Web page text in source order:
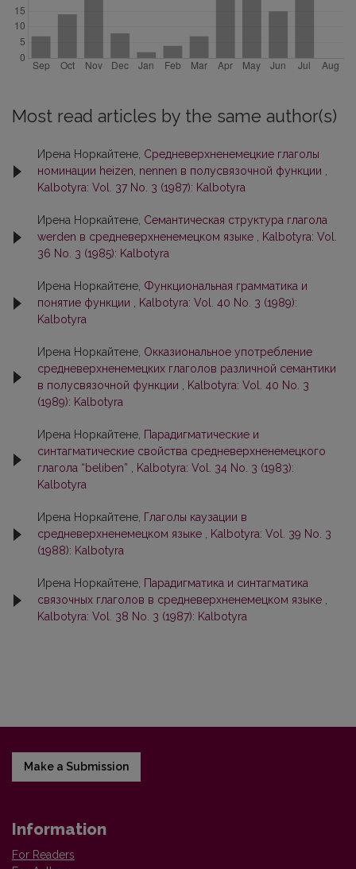
Most read articles by the same author(s)
Ирена Норкайтене, Срeднeверхненемецкие глаголы
номинации heizen, nennen в полусвязочной функции
Kalbotyra: Vol. 37 No. 3 (1987): Kalbotyra
Ирена Норкайтене, Семантическая структура глагола
werden в средневерхненемецком языке
Kalbotyra: Vol.
36 No. 3 (1985): Kalbotyra
Ирена Норкайтене, Функциональная грамматика и
понятие функции
Kalbotyra: Vol. 40 No. 3 (1989):
Kalbotyra
Ирена Норкайтене, Окказиональное употребление
средневерхненемецких глаголов различной семантики
в полусвязочной функции
Kalbotyra: Vol. 40 No. 3
(1989): Kalbotyra
Ирена Норкайтене, Парадигматические и
синтагматические свойства средневерхненемецкого
глагола “beliben”
Kalbotyra: Vol. 34 No. 3 (1983):
Kalbotyra
Ирена Норкайтене, Глаголы каузации в
средневерхненемецком языке
Kalbotyra: Vol. 39 No. 3
(1988): Kalbotyra
Ирена Норкайтене, Парадигматика и синтагматика
связочных глаголов в средневерхненемецком языке
Kalbotyra: Vol. 38 No. 3 (1987): Kalbotyra
Make a Submission
Information
For Readers